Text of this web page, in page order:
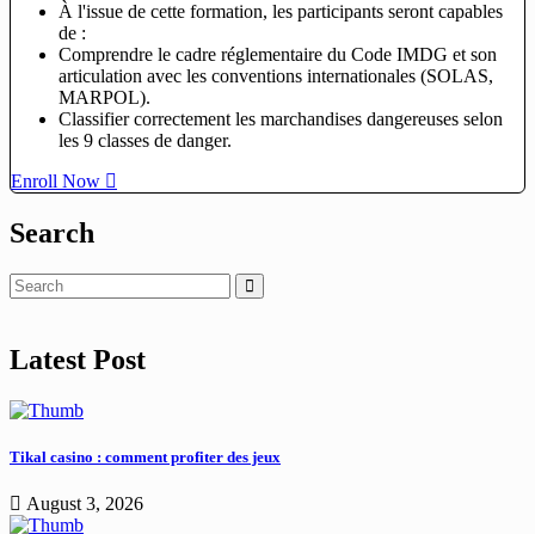
À l'issue de cette formation, les participants seront capables
de :
Comprendre le cadre réglementaire du Code IMDG et son
articulation avec les conventions internationales (SOLAS,
MARPOL).
Classifier correctement les marchandises dangereuses selon
les 9 classes de danger.
Enroll Now
Search
Latest Post
Tikal casino : comment profiter des jeux
August 3, 2026